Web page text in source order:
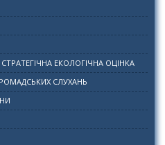
ЕКОЛОГІЧНА ОЦІНКА
СЛУХАНЬ